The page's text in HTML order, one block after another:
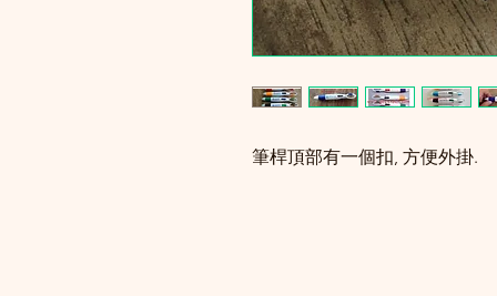
筆桿頂部有一個扣, 方便外掛.